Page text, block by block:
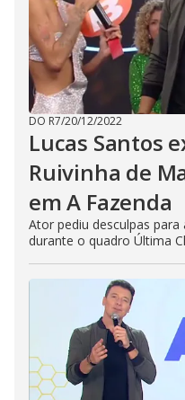
DO R7/20/12/2022
Lucas Santos
Ruivinha de
em A Fazenda
Ator pediu desculpas
durante o quadro Última